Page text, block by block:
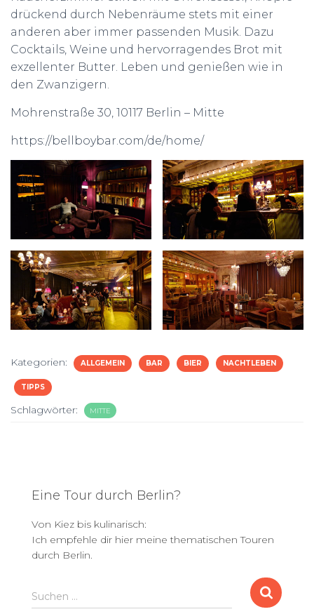
drückend durch Nebenräume stets mit einer
anderen aber immer passenden Musik. Dazu
Cocktails, Weine und hervorragendes Brot mit
exzellenter Butter. Leben und genießen wie in
den Zwanzigern.
Mohrenstraße 30, 10117 Berlin – Mitte
https://bellboybar.com/de/home/
Kategorien: ALLGEMEIN BAR BIER NACHTLEBEN
TIPPS
Schlagwörter: MITTE
Eine Tour durch Berlin?
Von Kiez bis kulinarisch:
Ich empfehle dir hier meine thematischen Touren
durch Berlin.
S
u
Suchen …